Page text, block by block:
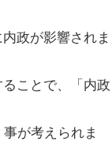
政が影響されま
ことで、「内政
が考えられま